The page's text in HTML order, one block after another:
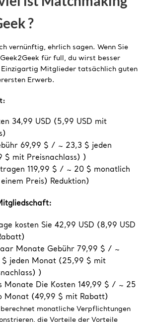
?
vernünftig, ehrlich sagen. Wenn Sie
für full, du wirst besser
Einzigartig Mitglieder tatsächlich guten
Erwerb.
34,99 USD (5,99 USD mit
69,99 $ / ~ 23,3 $ jeden
$ mit Preisnachlass) )
119,99 $ / ~ 20 $ monatlich
Preis) Reduktion)
kosten Sie 42,99 USD (8,99 USD
Monate Gebühr 79,99 $ / ~
$ jeden Monat (25,99 $ mit
)
Monate Die Kosten 149,99 $ / ~ 25
Monat (49,99 $ mit Rabatt)
monatliche Verpflichtungen
die Vorteile der Vorteile